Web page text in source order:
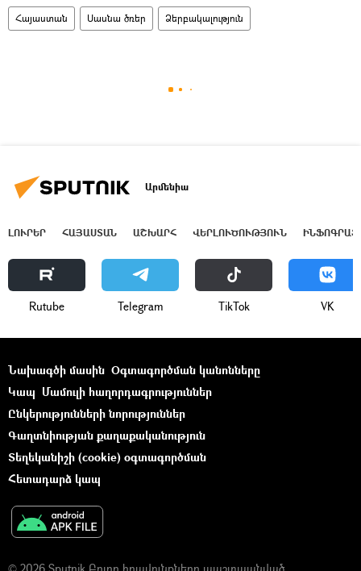
Հայաստան Սասնա ծռեր Ձերբակալություն
Արմենիա
ԼՈՒՐԵՐ ՀԱՅԱՍՏԱՆ ԱՇԽԱՐՀ ՎԵՐԼՈՒԾՈՒԹՅՈՒՆ
Rutube Telegram ТikТоk VK
Նախագծի մասին Օգտագործման կանոնները
Կապ Մամուլի հաղորդագրություններ
Ընկերությունների նորություններ
Գաղտնիության քաղաքականություն
Տեղեկանիշի (cookie) օգտագործման
Հետադարձ կապ